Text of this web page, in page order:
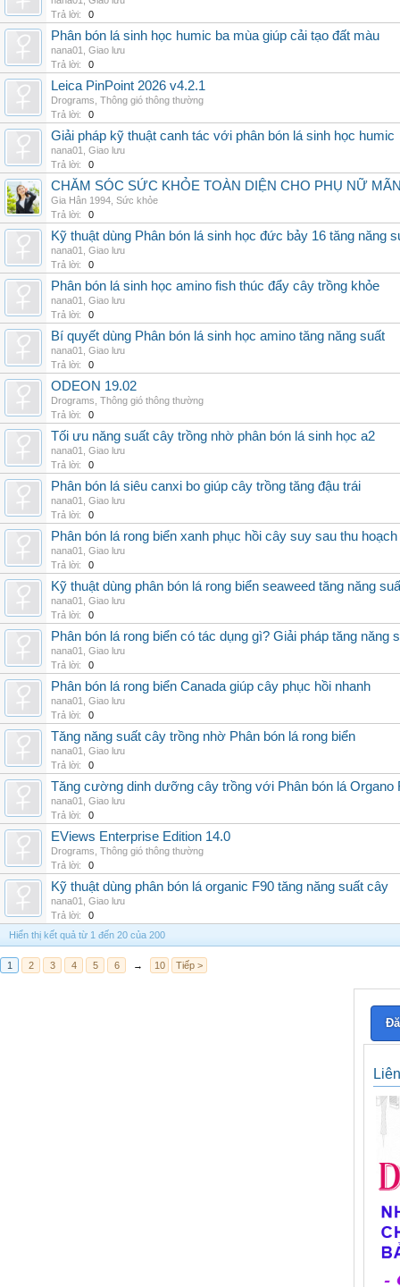
Trả lời:
0
Phân bón lá sinh học humic ba mùa giúp cải tạo đất màu
nana01
Giao lưu
Trả lời:
0
Leica PinPoint 2026 v4.2.1
Drograms Thông gió thông thường
Trả lời:
0
Giải pháp kỹ thuật canh tác với phân bón lá sinh học humic
nana01
Giao lưu
Trả lời:
0
CHĂM SÓC SỨC KHỎE TOÀN DIỆN CHO PHỤ NỮ
Gia Hân 1994 Sức khỏe
Trả lời:
0
Kỹ thuật dùng Phân bón lá sinh học đức bảy 16 tăng năng
nana01
Giao lưu
Trả lời:
0
Phân bón lá sinh học amino fish thúc đẩy cây trồng khỏe
nana01
Giao lưu
Trả lời:
0
Bí quyết dùng Phân bón lá sinh học amino tăng năng suất
nana01
Giao lưu
Trả lời:
0
ODEON 19.02
Drograms Thông gió thông thường
Trả lời:
0
Tối ưu năng suất cây trồng nhờ phân bón lá sinh học a2
nana01
Giao lưu
Trả lời:
0
Phân bón lá siêu canxi bo giúp cây trồng tăng đậu trái
nana01
Giao lưu
Trả lời:
0
Phân bón lá rong biển xanh phục hồi cây suy sau thu hoạch
nana01
Giao lưu
Trả lời:
0
Kỹ thuật dùng phân bón lá rong biển seaweed tăng năng
nana01
Giao lưu
Trả lời:
0
Phân bón lá rong biển có tác dụng gì? Giải pháp tăng năng
nana01
Giao lưu
Trả lời:
0
Phân bón lá rong biển Canada giúp cây phục hồi nhanh
nana01
Giao lưu
Trả lời:
0
Tăng năng suất cây trồng nhờ Phân bón lá rong biển
nana01
Giao lưu
Trả lời:
0
Tăng cường dinh dưỡng cây trồng với Phân bón lá Organo
nana01
Giao lưu
Trả lời:
0
EViews Enterprise Edition 14.0
Drograms Thông gió thông thường
Trả lời:
0
Kỹ thuật dùng phân bón lá organic F90 tăng năng suất cây
nana01
Giao lưu
Trả lời:
0
Hiển thị kết quả từ 1 đến 20 của 200
1 2 3 4 5 6 → 10 Tiếp >